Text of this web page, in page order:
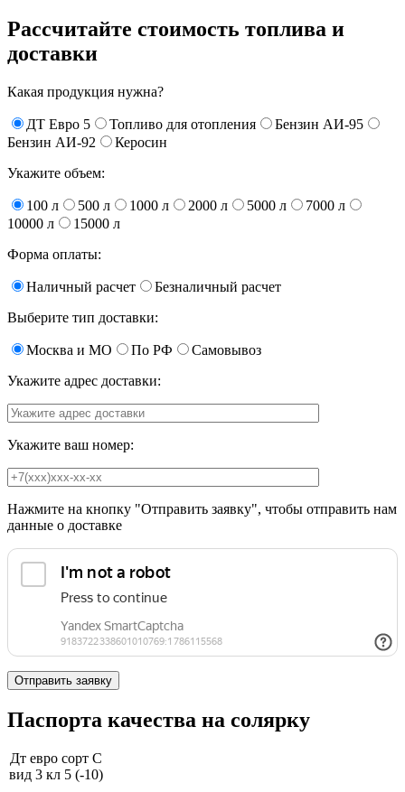
Рассчитайте стоимость топлива и
доставки
Какая продукция нужна?
ДТ Евро 5 Топливо для отопления
Бензин АИ-95
Бензин АИ-92
Керосин
Укажите объем:
100 л 500 л 1000 л 2000 л 5000 л
7000 л
10000 л
15000 л
Форма оплаты:
Наличный расчет
Безналичный расчет
Выберите тип доставки:
Москва и МО По РФ
Самовывоз
Укажите адрес доставки:
Укажите ваш номер:
Нажмите на кнопку "Отправить заявку", чтобы отправить нам
данные о доставке
Паспорта качества на солярку
Дт евро сорт С
вид 3 кл 5 (-10)